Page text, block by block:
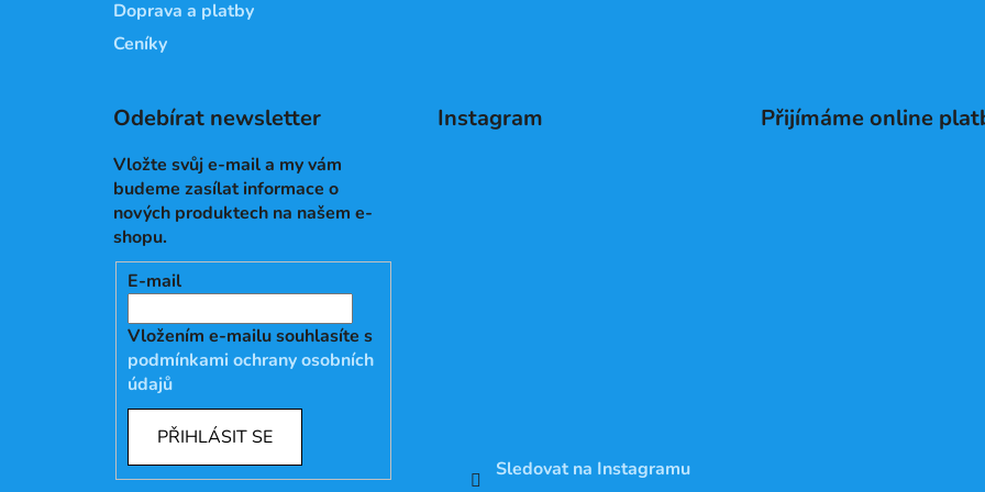
Doprava a platby
Ceníky
Odebírat newsletter
Vložte svůj e-mail a my vám
budeme zasílat informace o
nových produktech na našem e-
shopu.
E-mail
Vložením e-mailu souhlasíte s
podmínkami ochrany osobních
údajů
PŘIHLÁSIT SE
Instagram
Sledovat na Instagramu
Přijímáme online